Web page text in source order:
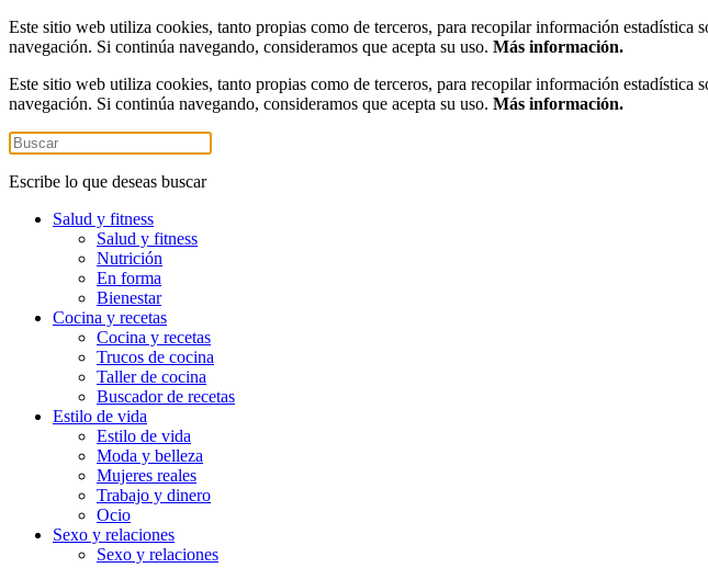
Este sitio web utiliza cookies, tanto propias como de terceros, para recopilar información estadística
navegación. Si continúa navegando, consideramos que acepta su uso. Más información.
Este sitio web utiliza cookies, tanto propias como de terceros, para recopilar información estadística
navegación. Si continúa navegando, consideramos que acepta su uso. Más información.
Escribe lo que deseas buscar
Salud y fitness
Salud y fitness
Nutrición
En forma
Bienestar
Cocina y recetas
Cocina y recetas
Trucos de cocina
Taller de cocina
Buscador de recetas
Estilo de vida
Estilo de vida
Moda y belleza
Mujeres reales
Trabajo y dinero
Ocio
Sexo y relaciones
Sexo y relaciones